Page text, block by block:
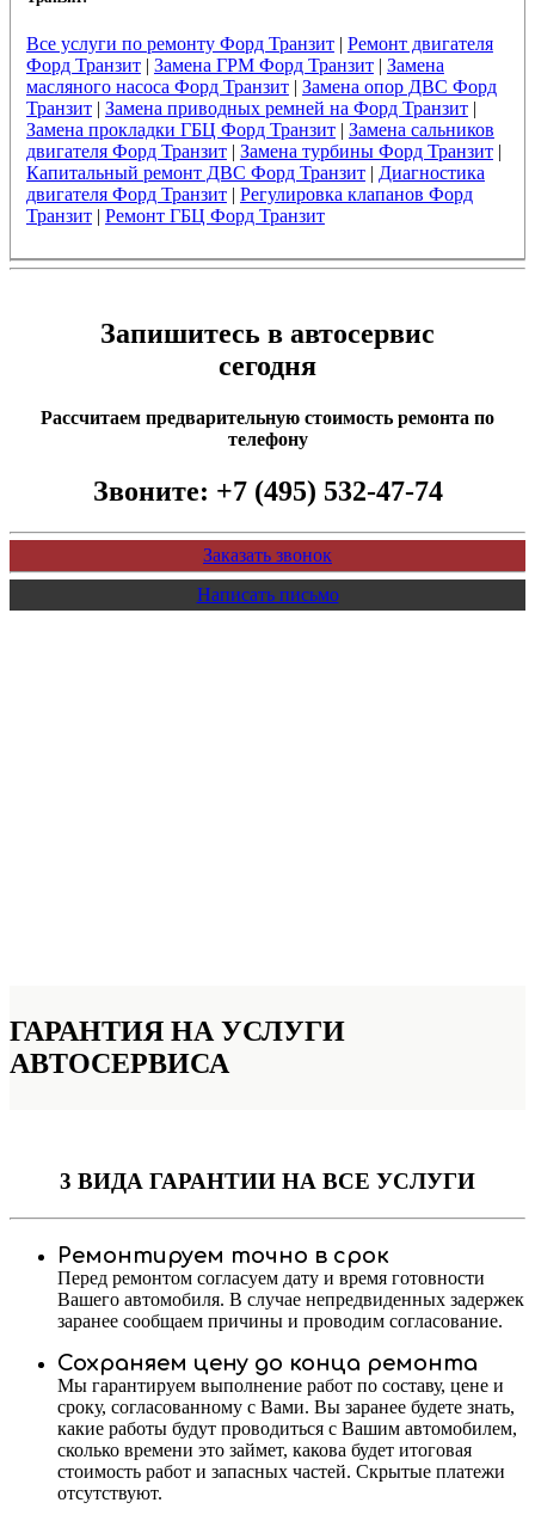
Все услуги по ремонту Форд Транзит| Ремонт двигателя
Форд Транзит| Замена ГРМ Форд Транзит| Замена
масляного насоса Форд Транзит| Замена опор ДВС Форд
Транзит| Замена приводных ремней на Форд Транзит|
Замена прокладки ГБЦ Форд Транзит| Замена сальников
двигателя Форд Транзит| Замена турбины Форд Транзит|
Капитальный ремонт ДВС Форд Транзит| Диагностика
двигателя Форд Транзит| Регулировка клапанов Форд
Транзит| Ремонт ГБЦ Форд Транзит
Запишитесь в автосервис
сегодня
Рассчитаем предварительную стоимость ремонта по
телефону
Звоните: +7 (495) 532-47-74
Заказать звонок
Написать письмо
ГАРАНТИЯ НА УСЛУГИ
АВТОСЕРВИСА
3 ВИДА ГАРАНТИИ НА ВСЕ УСЛУГИ
Ремонтируем точно в срок
Перед ремонтом согласуем дату и время готовности
Вашего автомобиля. В случае непредвиденных задержек
заранее сообщаем причины и проводим согласование.
Сохраняем цену до конца ремонта
Мы гарантируем выполнение работ по составу, цене и
сроку, согласованному с Вами. Вы заранее будете знать,
какие работы будут проводиться с Вашим автомобилем,
сколько времени это займет, какова будет итоговая
стоимость работ и запасных частей. Скрытые платежи
отсутствуют.